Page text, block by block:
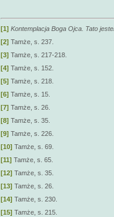
[1] Kontemplacja Boga Ojca. Tato
[2] Tamże, s. 237.
[3] Tamże, s. 217-218.
[4] Tamże, s. 152.
[5] Tamże, s. 218.
[6] Tamże, s. 15.
[7] Tamże, s. 26.
[8] Tamże, s. 35.
[9] Tamże, s. 226.
[10] Tamże, s. 69.
[11] Tamże, s. 65.
[12] Tamże, s. 35.
[13] Tamże, s. 26.
[14] Tamże, s. 230.
[15] Tamże, s. 215.